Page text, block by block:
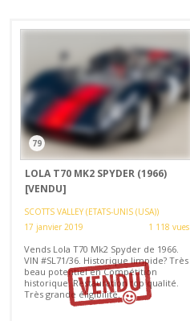
79
LOLA T70 MK2 SPYDER (1966)
[VENDU]
SCOTTS VALLEY (ETATS-UNIS (USA))
17 janvier 2019
1 118 vues
Vends Lola T70 Mk2 Spyder de 1966.
VIN #SL71/36. Historique limpide? Très
beau potentiel en Compétition
historique. Restauration top qualité.
Très grande éligibilité.